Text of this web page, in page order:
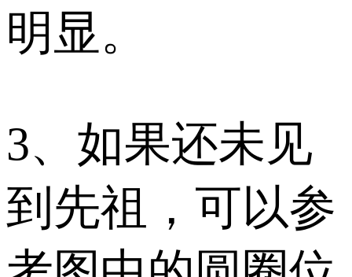
明显。
3、如果还未见
到先祖，可以参